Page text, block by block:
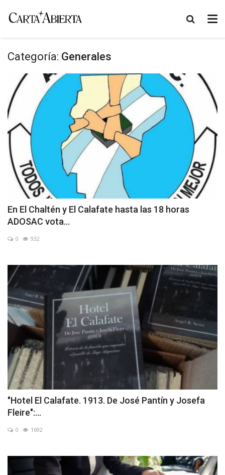
Categoría: Generales
En El Chaltén y El Calafate hasta las 18 horas
ADOSAC vota...
0 932
"Hotel El Calafate. 1913. De José Pantín y Josefa
Fleire":...
0 1692